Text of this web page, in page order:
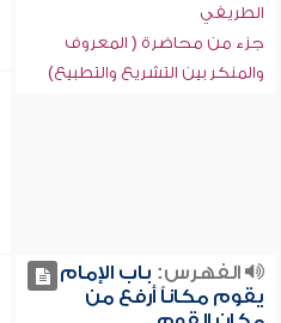
الطريفي
جزء من محاضرة ( المعروف
والمنكر بين التشريع والتطبيع)
الفهرس: باب الإمام
يقوم مكاناً أرفع من